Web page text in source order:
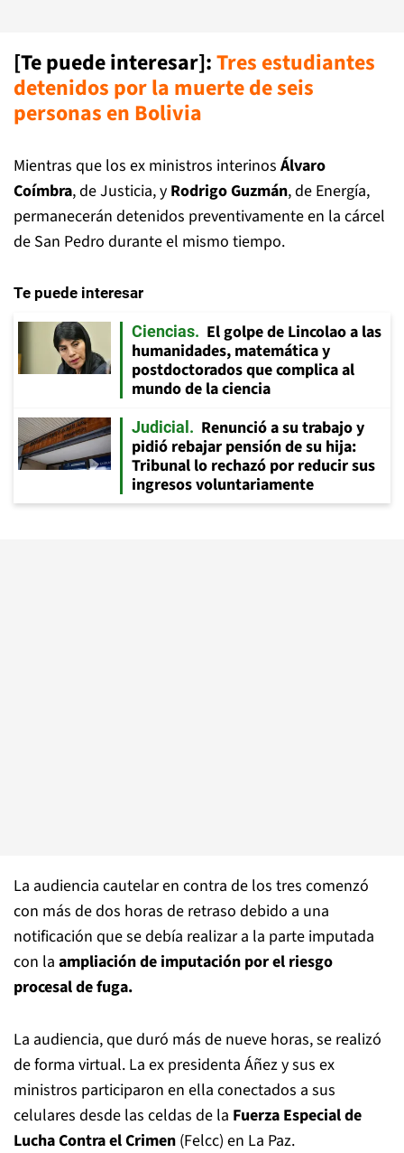
[Te puede interesar]:Tres estudiantes
detenidos por la muerte de seis
personas en Bolivia
Mientras que los ex ministros interinos Álvaro
Coímbra, de Justicia, y Rodrigo Guzmán, de Energía,
permanecerán detenidos preventivamente en la cárcel
de San Pedro durante el mismo tiempo.
Te puede interesar
Ciencias
El golpe de Lincolao a las
humanidades, matemática y
postdoctorados que complica al
mundo de la ciencia
Judicial
Renunció a su trabajo y
pidió rebajar pensión de su hija:
Tribunal lo rechazó por reducir sus
ingresos voluntariamente
La audiencia cautelar en contra de los tres comenzó
con más de dos horas de retraso debido a una
notificación que se debía realizar a la parte imputada
con la ampliación de imputación por el riesgo
procesal de fuga.
La audiencia, que duró más de nueve horas, se realizó
de forma virtual. La ex presidenta Áñez y sus ex
ministros participaron en ella conectados a sus
celulares desde las celdas de la Fuerza Especial de
Lucha Contra el Crimen (Felcc) en La Paz.